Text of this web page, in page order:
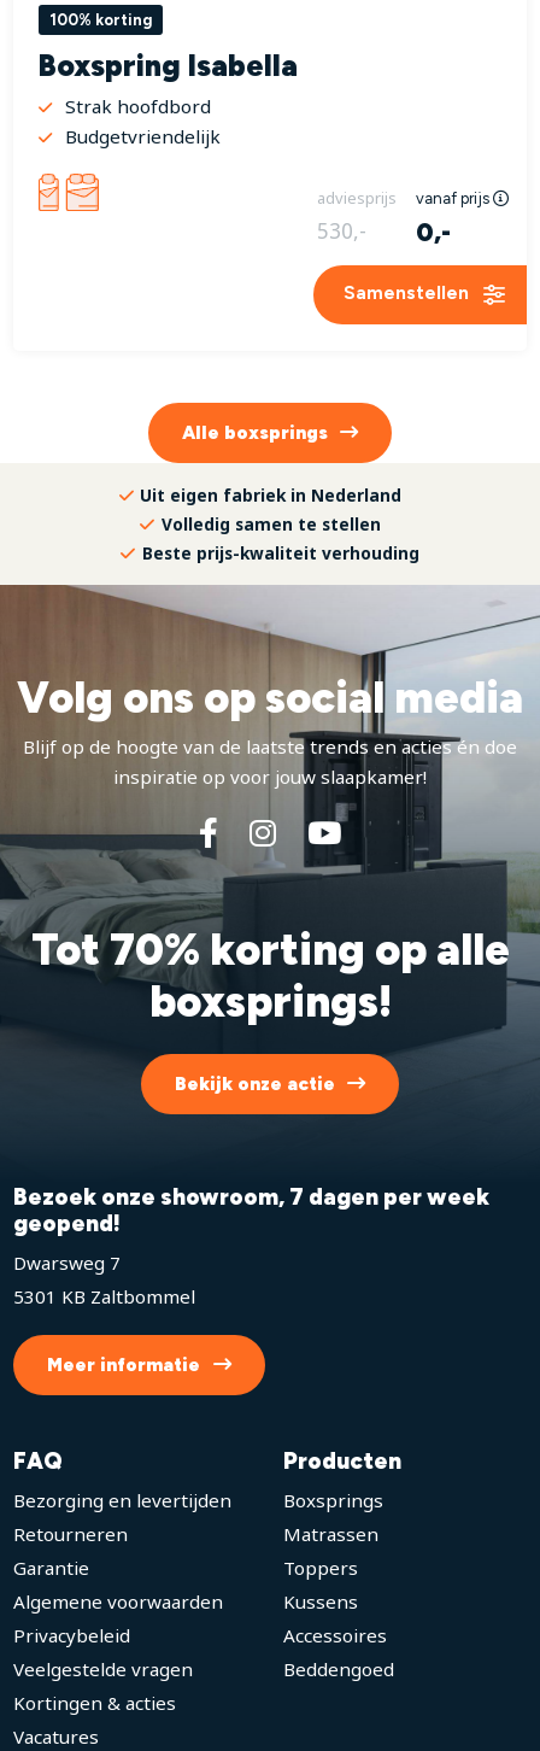
100% korting
Boxspring Isabella
Strak hoofdbord
Budgetvriendelijk
adviesprijs vanaf prijs
530,- 0,-
Samenstellen
Alle boxsprings
Uit eigen fabriek in Nederland
Volledig samen te stellen
Beste prijs-kwaliteit verhouding
Volg ons op social media
Blijf op de hoogte van de laatste trends en acties én doe
inspiratie op voor jouw slaapkamer!
Tot 70% korting op alle
boxsprings!
Bekijk onze actie
Bezoek onze showroom, 7 dagen per week
geopend!
Dwarsweg 7
5301 KB Zaltbommel
Meer informatie
FAQ
Bezorging en levertijden
Retourneren
Garantie
Algemene voorwaarden
Privacybeleid
Veelgestelde vragen
Kortingen & acties
Vacatures
Producten
Boxsprings
Matrassen
Toppers
Kussens
Accessoires
Beddengoed